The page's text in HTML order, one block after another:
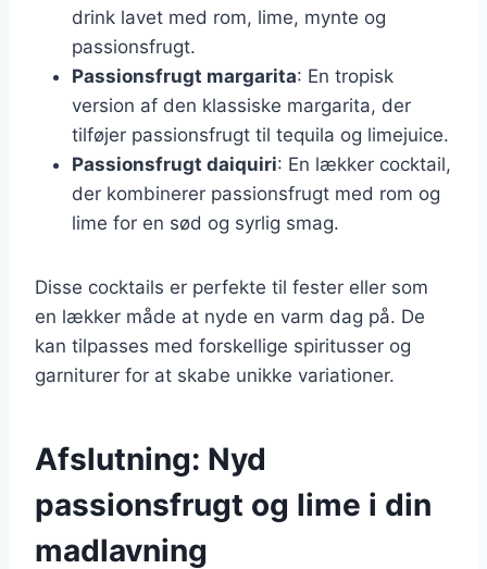
drink lavet med rom, lime, mynte og
passionsfrugt.
Passionsfrugt margarita: En tropisk
version af den klassiske margarita, der
tilføjer passionsfrugt til tequila og limejuice.
Passionsfrugt daiquiri: En lækker cocktail,
der kombinerer passionsfrugt med rom og
lime for en sød og syrlig smag.
Disse cocktails er perfekte til fester eller som
en lækker måde at nyde en varm dag på. De
kan tilpasses med forskellige spiritusser og
garniturer for at skabe unikke variationer.
Afslutning: Nyd
passionsfrugt og lime i din
madlavning